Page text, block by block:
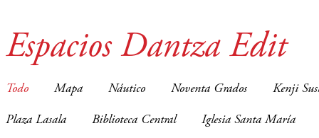
Espacios Dantza Edit
Todo Mapa Náutico Noventa Grados Kenji
Plaza Lasala Biblioteca Central Iglesia Santa María